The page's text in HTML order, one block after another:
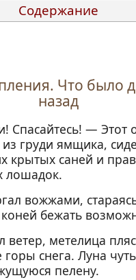
Содержание
Что было
Сибири
и внучка
горе
хочет
мохнатых
сон и горькое
Что было
назад
Спасайтесь! — Этот
груди ямщика,
крытых саней и
лошадок.
вожжами,
бежать
метелица
снега. Луна
пелену.